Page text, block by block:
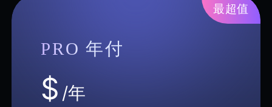
最超值
PRO 年付
$ /年